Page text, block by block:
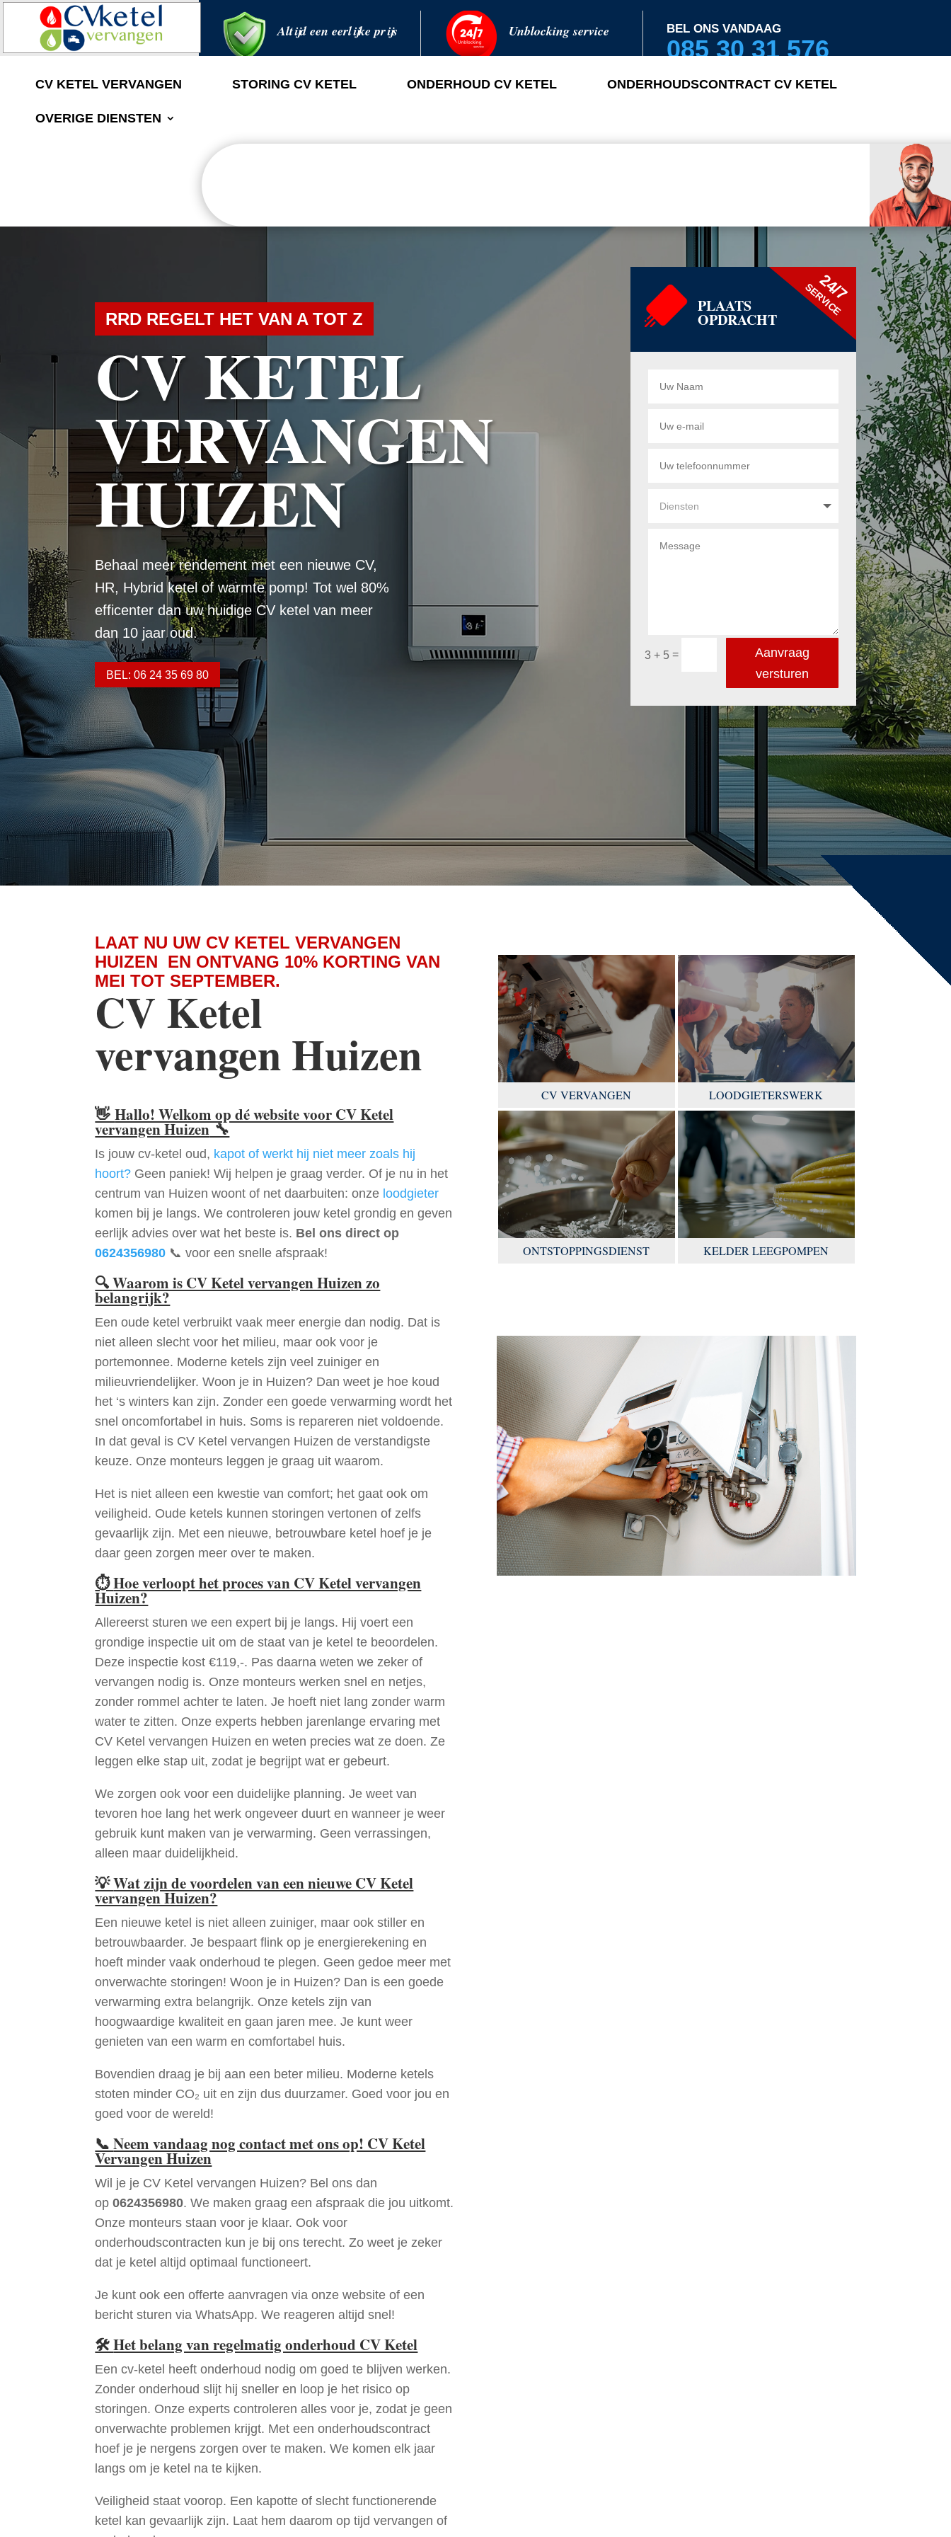
Altijd een eerlijke prijs Unblocking service BEL ONS VANDAAG
085 30 31 576
CV KETEL VERVANGEN STORING CV KETEL ONDERHOUD CV KETEL ONDERHOUDSCONTRACT CV KETEL
OVERIGE DIENSTEN
RRD REGELT HET VAN A TOT Z
CV KETEL
VERVANGEN
HUIZEN
Behaal meer rendement met een nieuwe CV,
HR, Hybrid ketel of warmte pomp! Tot wel 80%
efficenter dan uw huidige CV ketel van meer
dan 10 jaar oud.
BEL: 06 24 35 69 80
PLAATS
OPDRACHT
24/7
SERVICE
3 + 5=
Aanvraag
versturen
LAAT NU UW CV KETEL VERVANGEN
HUIZEN EN ONTVANG 10% KORTING VAN
MEI TOT SEPTEMBER.
CV Ketel
vervangen Huizen
👋Hallo! Welkom op dé website voor CV Ketel
vervangen Huizen🔧
Is jouw cv-ketel oud, kapot of werkt hij niet meer zoals hij
hoort? Geen paniek! Wij helpen je graag verder. Of je nu in het
centrum van Huizen woont of net daarbuiten: onze loodgieter
komen bij je langs. We controleren jouw ketel grondig en geven
eerlijk advies over wat het beste is. Bel ons direct op
0624356980 📞 voor een snelle afspraak!
🔍Waarom is CV Ketel vervangen Huizen zo
belangrijk?
Een oude ketel verbruikt vaak meer energie dan nodig. Dat is
niet alleen slecht voor het milieu, maar ook voor je
portemonnee. Moderne ketels zijn veel zuiniger en
milieuvriendelijker. Woon je in Huizen? Dan weet je hoe koud
het ‘s winters kan zijn. Zonder een goede verwarming wordt het
snel oncomfortabel in huis. Soms is repareren niet voldoende.
In dat geval is CV Ketel vervangen Huizen de verstandigste
keuze. Onze monteurs leggen je graag uit waarom.
Het is niet alleen een kwestie van comfort; het gaat ook om
veiligheid. Oude ketels kunnen storingen vertonen of zelfs
gevaarlijk zijn. Met een nieuwe, betrouwbare ketel hoef je je
daar geen zorgen meer over te maken.
⏱Hoe verloopt het proces van CV Ketel vervangen
Huizen?
Allereerst sturen we een expert bij je langs. Hij voert een
grondige inspectie uit om de staat van je ketel te beoordelen.
Deze inspectie kost €119,-. Pas daarna weten we zeker of
vervangen nodig is. Onze monteurs werken snel en netjes,
zonder rommel achter te laten. Je hoeft niet lang zonder warm
water te zitten. Onze experts hebben jarenlange ervaring met
CV Ketel vervangen Huizen en weten precies wat ze doen. Ze
leggen elke stap uit, zodat je begrijpt wat er gebeurt.
We zorgen ook voor een duidelijke planning. Je weet van
tevoren hoe lang het werk ongeveer duurt en wanneer je weer
gebruik kunt maken van je verwarming. Geen verrassingen,
alleen maar duidelijkheid.
💡Wat zijn de voordelen van een nieuwe CV Ketel
vervangen Huizen?
Een nieuwe ketel is niet alleen zuiniger, maar ook stiller en
betrouwbaarder. Je bespaart flink op je energierekening en
hoeft minder vaak onderhoud te plegen. Geen gedoe meer met
onverwachte storingen! Woon je in Huizen? Dan is een goede
verwarming extra belangrijk. Onze ketels zijn van
hoogwaardige kwaliteit en gaan jaren mee. Je kunt weer
genieten van een warm en comfortabel huis.
Bovendien draag je bij aan een beter milieu. Moderne ketels
stoten minder CO₂ uit en zijn dus duurzamer. Goed voor jou en
goed voor de wereld!
📞Neem vandaag nog contact met ons op! CV Ketel
Vervangen Huizen
Wil je je CV Ketel vervangen Huizen? Bel ons dan
op0624356980. We maken graag een afspraak die jou uitkomt.
Onze monteurs staan voor je klaar. Ook voor
onderhoudscontracten kun je bij ons terecht. Zo weet je zeker
dat je ketel altijd optimaal functioneert.
Je kunt ook een offerte aanvragen via onze website of een
bericht sturen via WhatsApp. We reageren altijd snel!
🛠Het belang van regelmatig onderhoud CV Ketel
Een cv-ketel heeft onderhoud nodig om goed te blijven werken.
Zonder onderhoud slijt hij sneller en loop je het risico op
storingen. Onze experts controleren alles voor je, zodat je geen
onverwachte problemen krijgt. Met een onderhoudscontract
hoef je je nergens zorgen over te maken. We komen elk jaar
langs om je ketel na te kijken.
Veiligheid staat voorop. Een kapotte of slecht functionerende
ketel kan gevaarlijk zijn. Laat hem daarom op tijd vervangen of
CV VERVANGEN LOODGIETERSWERK
ONTSTOPPINGSDIENST KELDER LEEGPOMPEN